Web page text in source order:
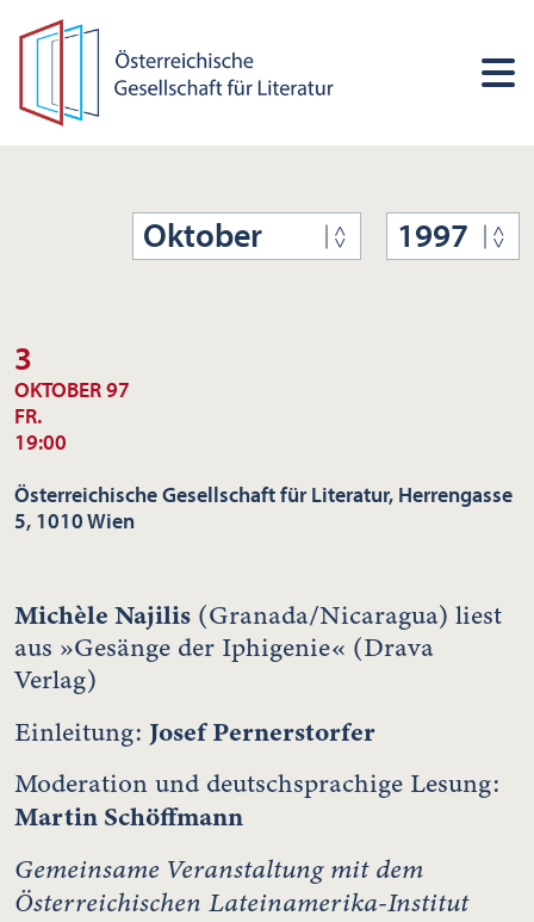
Oktober 1997
3
OKTOBER 97
FR.
19:00
Österreichische Gesellschaft für Literatur, Herrengasse
5, 1010 Wien
Michèle Najilis (Granada/Nicaragua) liest
aus »Gesänge der Iphigenie« (Drava
Verlag)
Einleitung: Josef Pernerstorfer
Moderation und deutschsprachige Lesung:
Martin Schöffmann
Gemeinsame Veranstaltung mit dem
Österreichischen Lateinamerika-Institut